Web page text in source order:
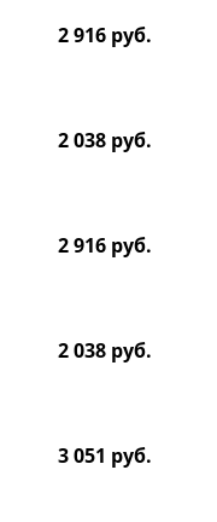
2 916 руб.
2 038 руб.
2 916 руб.
2 038 руб.
3 051 руб.